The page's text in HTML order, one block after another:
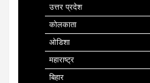
उत्तर प्रदेश
कोलकाता
ओडिशा
महाराष्ट्र
बिहार